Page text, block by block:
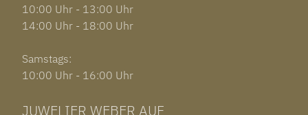
10:00 Uhr - 13:00 Uhr
14:00 Uhr - 18:00 Uhr
Samstags:
10:00 Uhr - 16:00 Uhr
JUWELIER WEBER AUF